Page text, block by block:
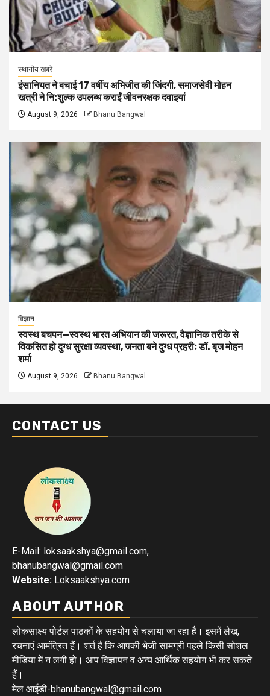
स्थानीय खबरें
इंसानियत ने बचाई 17 वर्षीय अभिजीत की जिंदगी, समाजसेवी मोहन
खत्री ने नि:शुल्क उपलब्ध कराईं जीवनरक्षक दवाइयां
August 9, 2026 Bhanu Bangwal
विज्ञान
स्वस्थ बचपन—स्वस्थ भारत अभियान की जरूरत, वैज्ञानिक तरीके से
विकसित हो दुग्ध सुरक्षा व्यवस्था, जनता बने दुग्ध प्रहरीः डॉ. बृज मोहन
शर्मा
August 9, 2026 Bhanu Bangwal
CONTACT US
E-Mail: loksaakshya@gmail.com,
bhanubangwal@gmail.com
Website: Loksaakshya.com
ABOUT AUTHOR
लोकसाक्ष्य पोर्टल पाठकों के सहयोग से चलाया जा रहा है। इसमें लेख,
रचनाएं आमंत्रित हैं। शर्त है कि आपकी भेजी सामग्री पहले किसी सोशल
मीडिया में न लगी हो। आप विज्ञापन व अन्य आर्थिक सहयोग भी कर सकते
हैं।
मेल आईडी-bhanubangwal@gmail.com